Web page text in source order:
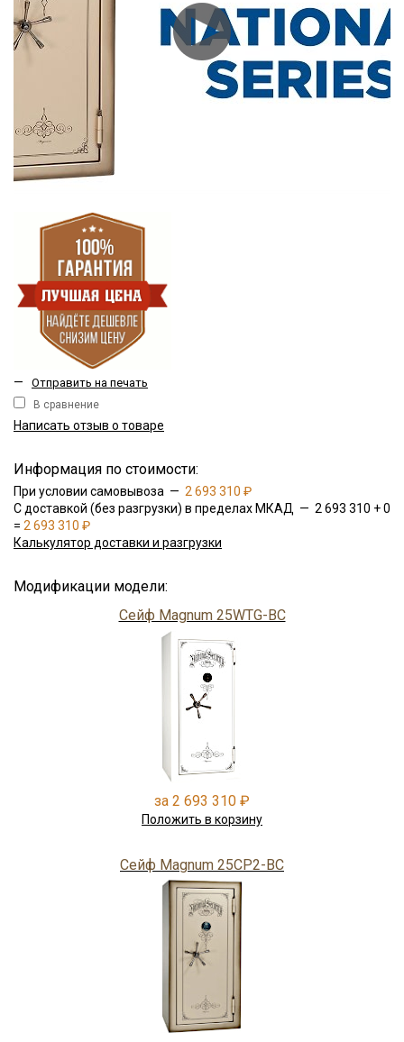
— Отправить на печать
В сравнение
Написать отзыв о товаре
Информация по стоимости:
При условии самовывоза — 2 693 310 ₽
С доставкой (без разгрузки) в пределах МКАД — 2 693 310 + 0
= 2 693 310 ₽
Калькулятор доставки и разгрузки
Модификации модели:
Сейф Magnum 25WTG-BC
за 2 693 310 ₽
Положить в корзину
Сейф Magnum 25CP2-BC